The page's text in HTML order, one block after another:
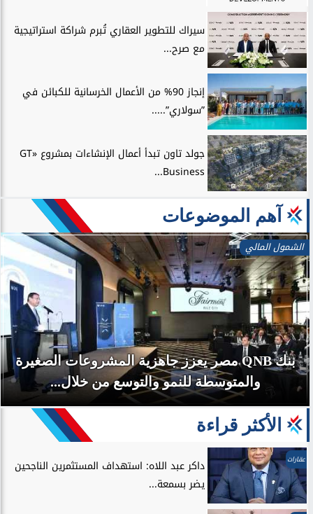
سيراك للتطوير العقاري تُبرم شراكة استراتيجية
مع صرح...
إنجاز 90% من الأعمال الخرسانية للكبائن في
”سولاري”.....
جولد تاون تبدأ أعمال الإنشاءات بمشروع «GT
Business...
آهم الموضوعات
الشمول المالي
بنك QNB مصر يعزز جاهزية المشروعات الصغيرة
والمتوسطة للنمو والتوسع من خلال...
الأكثر قراءة
عقارات
داكر عبد اللاه: استهداف المستثمرين الناجحين
يضر بسمعة...